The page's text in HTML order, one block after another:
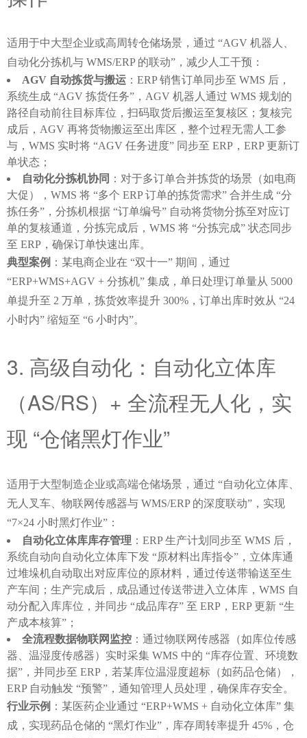
适用于中大型企业或高周转仓储场景，通过 “AGV 机器人、
自动化分拣机与 WMS/ERP 的联动”，减少人工干预：
AGV 自动拣货与搬运 ：ERP 销售订单同步至 WMS 后，
系统生成 “AGV 拣货任务”，AGV 机器人通过 WMS 规划的
路径自动前往目标库位，扫码取货后搬运至复核区；复核完
成后，AGV 再将货物搬运至出库区，整个过程无需人工参
与，WMS 实时将 “AGV 任务进度” 同步至 ERP，ERP 更新订
单状态；
自动化分拣机协同 ：对于多订单合并拣货的场景（如电商
大促），WMS 将 “多个 ERP 订单的拣货需求” 合并生成 “分
拣任务”，分拣机根据 “订单编号” 自动将货物分拣至对应订
单的复核通道，分拣完成后，WMS 将 “分拣完成” 状态同步
至 ERP，确保订单快速出库。
典型案例 ：某电商企业在 “双十一” 期间，通过
“ERP+WMS+AGV + 分拣机” 集成，单日处理订单量从 5000
单提升至 2 万单，拣货效率提升 300%，订单出库时效从 “24
小时内” 缩短至 “6 小时内”。
3. 高级自动化：自动化立体库
（AS/RS）+ 全流程无人化，实
现 “仓储黑灯作业”
适用于大型制造企业或高端仓储场景，通过 “自动化立体库、
无人叉车、物联网传感器与 WMS/ERP 的深度联动”，实现
“7×24 小时黑灯作业”：
自动化立体库库存管理 ：ERP 生产计划同步至 WMS 后，
系统自动向自动化立体库下发 “原材料出库指令”，立体库通
过堆垛机自动取出对应库位的原材料，通过传送带输送至生
产车间；生产完成后，成品通过传送带进入立体库，WMS 自
动分配入库库位，并同步 “成品库存” 至 ERP，ERP 更新 “生
产成本核算”；
全流程数据物联网监控 ：通过物联网传感器（如库位传感
器、温湿度传感器）实时采集 WMS 中的 “库存位置、环境数
据”，并同步至 ERP，若某库位温湿度超标（如药品仓储），
ERP 自动触发 “预警”，通知管理人员处理，确保库存安全。
行业示例 ：某医药企业通过 “ERP+WMS + 自动化立体库” 集
成，实现药品仓储的 “黑灯作业”，库存周转率提升 45%，仓